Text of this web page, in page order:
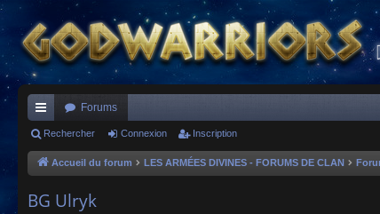
ac
co
Forums
Rechercher Connexion Inscription
Accueil du forum LES ARMÉES DIVINES - FORUMS DE CLAN
BG Ulryk